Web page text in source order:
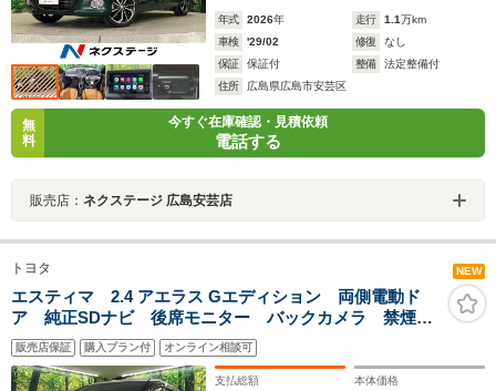
年式 2026年 走行 1.1万km
車検
'29/02 修復
なし
保証
保証付 整備
法定整備付
住所
広島県広島市安芸区
無
料
今すぐ在庫確認・見積依頼
電話する
販売店： ネクステージ 広島安芸店
トヨタ NEW
エスティマ 2.4 アエラス Gエディション 両側電動ド
ア 純正SDナビ 後席モニター バックカメラ 禁煙
車 ドラレコ HIDヘッド クルコン 純正17インチアル
ミ オートライト オートエアコン Bluetooth フルセ
グ
販売店保証 購入プラン付 オンライン相談可
支払総額 本体価格